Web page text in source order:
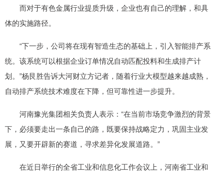
而对于有色金属行业提质升级，企业也有自己的理解，和具
体的实施路径。
“下一步，公司将在现有智造生态的基础上，引入智能排产系
统。该系统可以根据企业订单情况自动匹配投料和生成排产计
划。”杨艮胜告诉大河财立方记者，随着行业大模型越来越成熟，
自动排产系统技术难度在下降，但可靠性进一步提升。
河南豫光集团相关负责人表示：“在当前市场竞争激烈的背景
下，必须要走出一条自己的路，既要保持战略定力，巩固主业发
展，又要开辟新的赛道，寻求差异化发展道路。”
在近日举行的全省工业和信息化工作会议上，河南省工业和